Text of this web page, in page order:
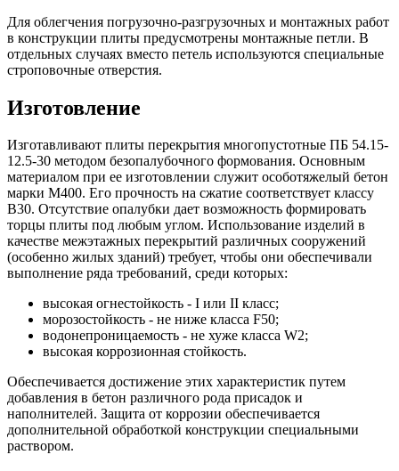
Для облегчения погрузочно-разгрузочных и монтажных работ
в конструкции плиты предусмотрены монтажные петли. В
отдельных случаях вместо петель используются специальные
строповочные отверстия.
Изготовление
Изготавливают плиты перекрытия многопустотные ПБ 54.15-
12.5-30 методом безопалубочного формования. Основным
материалом при ее изготовлении служит особотяжелый бетон
марки М400. Его прочность на сжатие соответствует классу
В30. Отсутствие опалубки дает возможность формировать
торцы плиты под любым углом. Использование изделий в
качестве межэтажных перекрытий различных сооружений
(особенно жилых зданий) требует, чтобы они обеспечивали
выполнение ряда требований, среди которых:
высокая огнестойкость - I или II класс;
морозостойкость - не ниже класса F50;
водонепроницаемость - не хуже класса W2;
высокая коррозионная стойкость.
Обеспечивается достижение этих характеристик путем
добавления в бетон различного рода присадок и
наполнителей. Защита от коррозии обеспечивается
дополнительной обработкой конструкции специальными
раствором.